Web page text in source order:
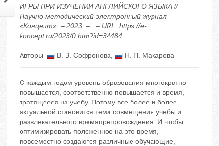
ИГРЫ ПРИ ИЗУЧЕНИИ АНГЛИЙСКОГО ЯЗЫКА //
Научно-методический электронный журнал
«Концепт». – 2023. – . – URL: https://e-
koncept.ru/2023/0.htm?id=34484
Авторы: В. В. Софронова, Н. П. Макарова
С каждым годом уровень образования многократно
повышается, соответственно повышается и время,
тратящееся на учебу. Потому все более и более
актуальной становится тема совмещения учебы и
развлекательного времяпрепровождения. И чтобы
оптимизировать положенное на это время,
повсеместно создаются различные обучающие,